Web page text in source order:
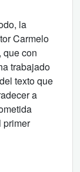
la
Carmelo
que con
trabajado
texto que
a
primer